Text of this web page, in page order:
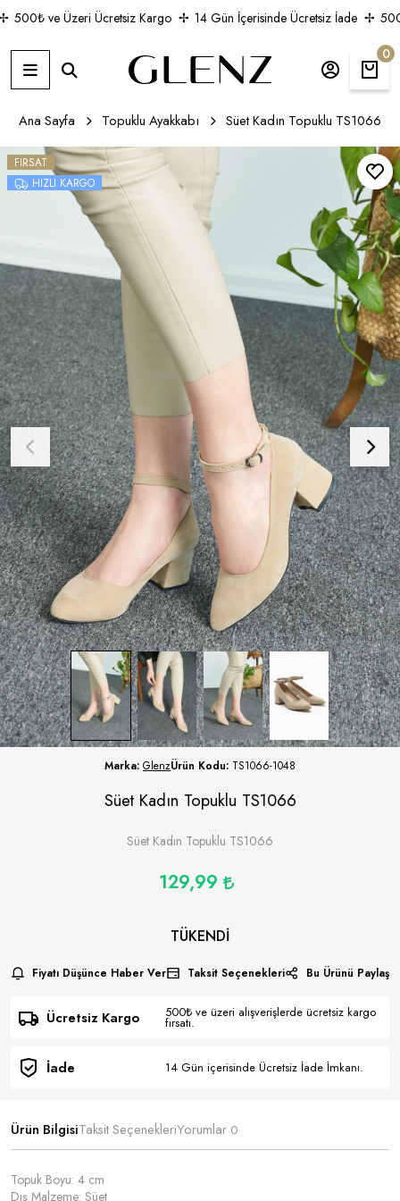
500₺ ve Üzeri Ücretsiz Kargo 14 Gün İçerisinde Ücretsiz İade
0
Ana Sayfa Topuklu Ayakkabı Süet Kadın Topuklu TS1066
FIRSAT
HIZLI KARGO
Marka: GlenzÜrün Kodu: TS1066-1048
Süet Kadın Topuklu TS1066
Süet Kadın Topuklu TS1066
129,99
TÜKENDI
Fiyatı Düşünce Haber Ver Taksit Seçenekleri Bu Ürünü Paylaş
Ücretsiz Kargo 500₺ ve üzeri alışverişlerde ücretsiz kargo
fırsatı.
İade 14 Gün içerisinde Ücretsiz İade İmkanı.
Ürün BilgisiTaksit SeçenekleriYorumlar 0
Topuk Boyu: 4 cm
Dış Malzeme: Süet